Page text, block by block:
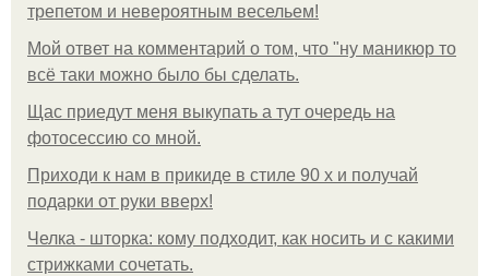
трепетом и невероятным весельем!
Мой ответ на комментарий о том, что "ну маникюр то
всё таки можно было бы сделать.
Щас приедут меня выкупать а тут очередь на
фотосессию со мной.
Приходи к нам в прикиде в стиле 90 х и получай
подарки от руки вверх!
Челка - шторка: кому подходит, как носить и с какими
стрижками сочетать.